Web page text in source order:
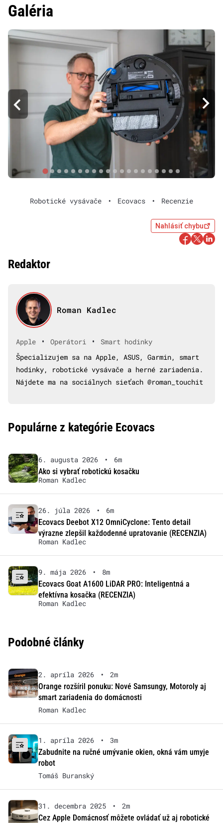
Galéria
Robotické vysávače • Ecovacs • Recenzie
Nahlásiť chybu
Redaktor
Roman Kadlec
Apple • Operátori •
Smart hodinky
Špecializujem sa na Apple, ASUS, Garmin, smart
hodinky, robotické vysávače a herné zariadenia.
Nájdete ma na sociálnych sieťach @roman_touchit
Populárne z kategórie Ecovacs
6. augusta 2026 •
6m
Ako si vybrať robotickú kosačku
Roman Kadlec
26. júla 2026 •
6m
Ecovacs Deebot X12 OmniCyclone: Tento detail
výrazne zlepšil každodenné upratovanie (RECENZIA)
Roman Kadlec
9. mája 2026 •
8m
Ecovacs Goat A1600 LiDAR PRO: Inteligentná a
efektívna kosačka (RECENZIA)
Roman Kadlec
Podobné články
2. apríla 2026 •
2m
Orange rozšíril ponuku: Nové Samsungy, Motoroly aj
smart zariadenia do domácnosti
Roman Kadlec
1. apríla 2026 •
3m
Zabudnite na ručné umývanie okien, okná vám umyje
robot
Tomáš Buranský
31. decembra 2025 •
2m
Cez Apple Domácnosť môžete ovládať už aj robotické